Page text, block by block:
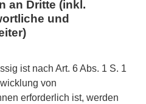
an Dritte (inkl.
und
ist nach Art. 6 Abs. 1 S. 1
von
erforderlich ist, werden